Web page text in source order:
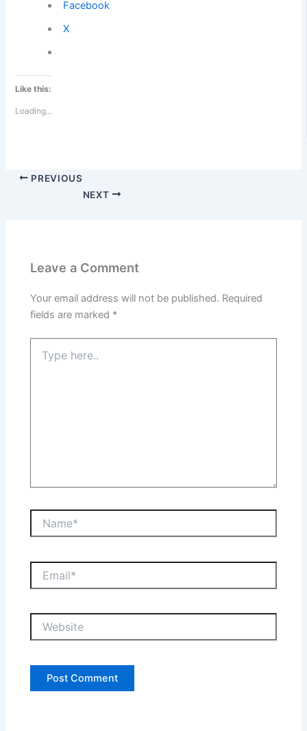
Facebook
X
Like this:
Loading...
PREVIOUS
NEXT
Leave a Comment
Your email address will not be published. Required
fields are marked *
here..